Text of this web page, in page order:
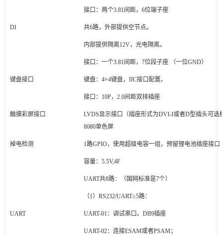
接口：两个3.81间距，6位端子座
DI 共6路，外部提供空节点。
内部提供隔离12V，光电隔离。
接口：一个3.81间距，7位段子座 （一位GND）
键盘接口 键盘：4×4键盘，IIC接口配置。
接口：10P，2.0间距双排插座
触摸彩屏接口 LVDS显示接口
（插座形式为DVI-I或者D型插头可
8080单色屏
掉电检测 1路GPIO，使用超级电容一组，预留锂电池插座接口
容量：5.5V,4F
UART
UART共8路：（国网标准是7个）
（1）RS232/UART≥5路：
UART-01：调试串口。DB9插座
UART-02：连接ESAM或者PSAM；